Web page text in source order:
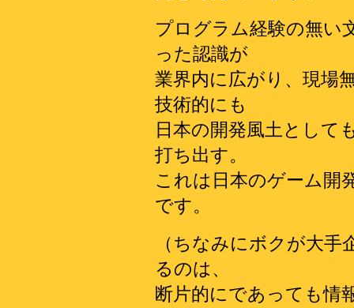
プログラム経験の無い
った認識が
業界内に広がり、現場
技術的にも
日本の開発風土として
打ち出す。
これは日本のゲーム開
です。
（ちなみにボクが大
るのは、
断片的にであっても情